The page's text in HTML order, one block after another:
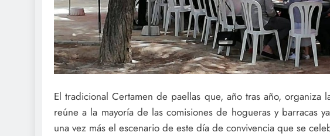
El tradicional Certamen de paellas que, año tras año, organiza
reúne a la mayoría de las comisiones de hogueras y barracas
una vez más el escenario de este día de convivencia que se